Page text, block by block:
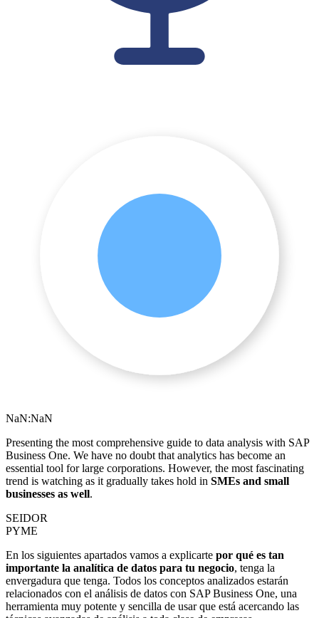
NaN:NaN
Presenting the most comprehensive guide to data analysis with SAP
Business One. We have no doubt that analytics has become an
essential tool for large corporations. However, the most fascinating
trend is watching as it gradually takes hold in SMEs and small
businesses as well.
SEIDOR
PYME
En los siguientes apartados vamos a explicarte por qué es tan
importante la analítica de datos para tu negocio, tenga la
envergadura que tenga. Todos los conceptos analizados estarán
relacionados con el análisis de datos con SAP Business One, una
herramienta muy potente y sencilla de usar que está acercando las